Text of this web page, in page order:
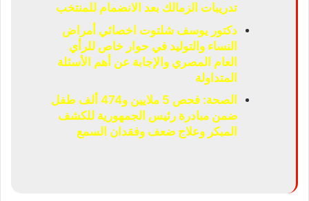
تدريبات الزمالك بعد الانضمام للمنتخب
دكتور يوسف شلتوت اخصائي أمراض
النساء والتوليد في حوار خاص للرأي
العام المصري والإجابة عن أهم الأسئلة
المتداولة
الصحة: فحص 5 ملايين و474 ألف طفل
ضمن مبادرة رئيس الجمهورية للكشف
المبكر وعلاج ضعف وفقدان السمع